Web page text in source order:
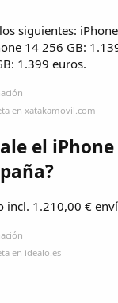
siguientes:
14 256 GB:
1.399 euros.
en xatakamovil.com
el iPhone
incl. 1.210,00 €
en idealo.es